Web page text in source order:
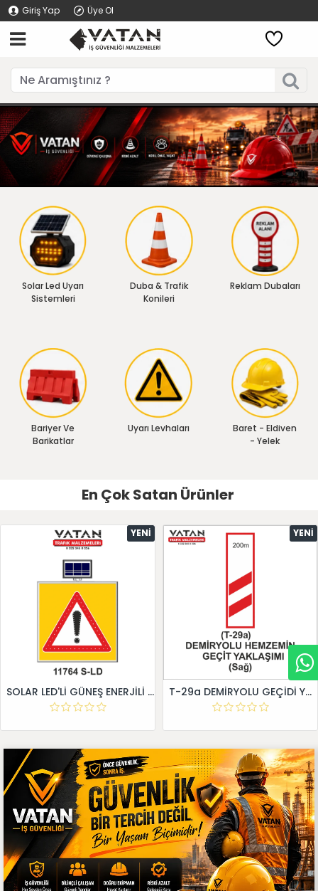
Giriş Yap Üye Ol
Solar Led Uyarı
Sistemleri
Duba & Trafik
Konileri
Reklam Dubaları
Bariyer Ve
Barikatlar
Uyarı Levhaları
Baret - Eldiven
- Yelek
En Çok Satan Ürünler
YENI
SOLAR LED'Lİ GÜNEŞ ENERJİLİ LEVHA
YENI
T-29a DEMİRYOLU GEÇİDİ YAKLAŞIM LEVHALARI (Sağ)